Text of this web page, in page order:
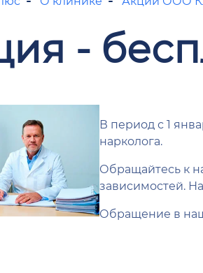
-
В период с 1
нарколога.
Обращайтесь к
зависимостей.
Обращение в